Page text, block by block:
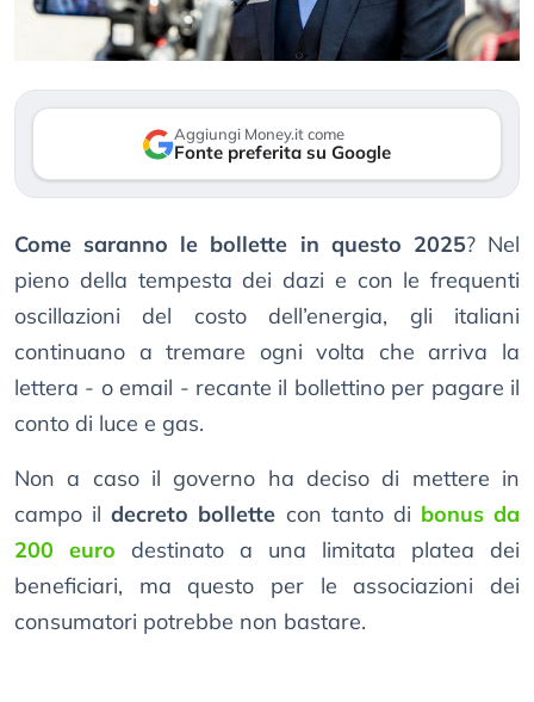
Aggiungi Money.it come
Fonte preferita su Google
Come saranno le bollette in questo 2025? Nel
pieno della tempesta dei dazi e con le frequenti
oscillazioni del costo dell’energia, gli italiani
continuano a tremare ogni volta che arriva la
lettera - o email - recante il bollettino per pagare il
conto di luce e gas.
Non a caso il governo ha deciso di mettere in
campo ildecreto bollette con tanto di bonus da
200 euro destinato a una limitata platea dei
beneficiari, ma questo per le associazioni dei
consumatori potrebbe non bastare.